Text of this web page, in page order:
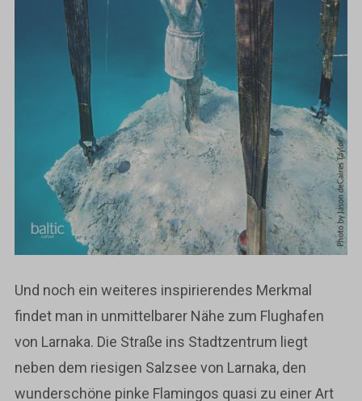
Und noch ein weiteres inspirierendes Merkmal
findet man in unmittelbarer Nähe zum Flughafen
von Larnaka. Die Straße ins Stadtzentrum liegt
neben dem riesigen Salzsee von Larnaka, den
wunderschöne pinke Flamingos quasi zu einer Art